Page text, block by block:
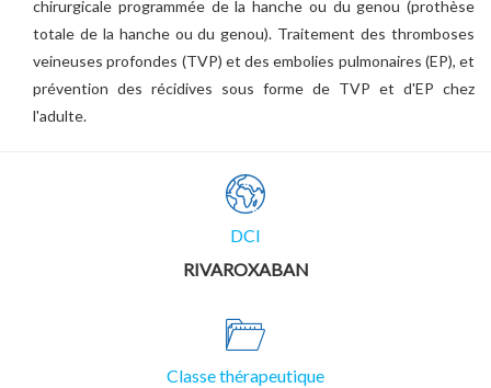
chirurgicale programmée de la hanche ou du genou (prothèse
totale de la hanche ou du genou). Traitement des thromboses
veineuses profondes (TVP) et des embolies pulmonaires (EP), et
prévention des récidives sous forme de TVP et d'EP chez
l'adulte.
DCI
RIVAROXABAN
Classe thérapeutique